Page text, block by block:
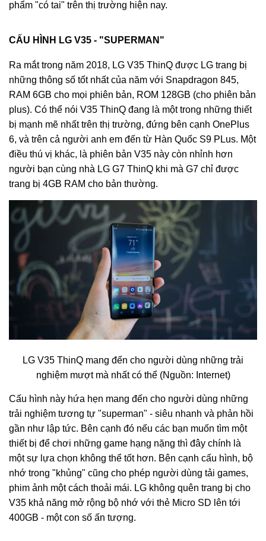
phẩm "có tai" trên thị trường hiện nay.
CẤU HÌNH LG V35 - "SUPERMAN"
Ra mắt trong năm 2018, LG V35 ThinQ được LG trang bị
những thông số tốt nhất của năm với Snapdragon 845,
RAM 6GB cho mọi phiên bản, ROM 128GB (cho phiên bản
plus). Có thể nói V35 ThinQ đang là một trong những thiết
bị mạnh mẽ nhất trên thị trường, đứng bên cạnh OnePlus
6, và trên cả người anh em đến từ Hàn Quốc S9 PLus. Một
điều thú vị khác, là phiên bản V35 này còn nhỉnh hơn
người bạn cùng nhà LG G7 ThinQ khi mà G7 chỉ được
trang bị 4GB RAM cho bản thường.
LG V35 ThinQ mang đến cho người dùng những trải
nghiệm mượt mà nhất có thể (Nguồn: Internet)
Cấu hình này hứa hẹn mang đến cho người dùng những
trải nghiệm tương tự "superman" - siêu nhanh và phản hồi
gần như lập tức. Bên cạnh đó nếu các bạn muốn tìm một
thiết bị để chơi những game hạng nặng thì đây chính là
một sự lựa chọn không thể tốt hơn. Bên cạnh cấu hình, bộ
nhớ trong "khủng" cũng cho phép người dùng tải games,
phim ảnh một cách thoải mái. LG không quên trang bị cho
V35 khả năng mở rộng bộ nhớ với thẻ Micro SD lên tới
400GB - một con số ấn tượng.